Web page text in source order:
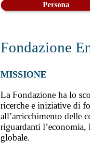
Persona
Fondazione
MISSIONE
La Fondazione ha lo
ricerche e iniziative di
all’arricchimento delle
riguardanti l’economia,
globale.